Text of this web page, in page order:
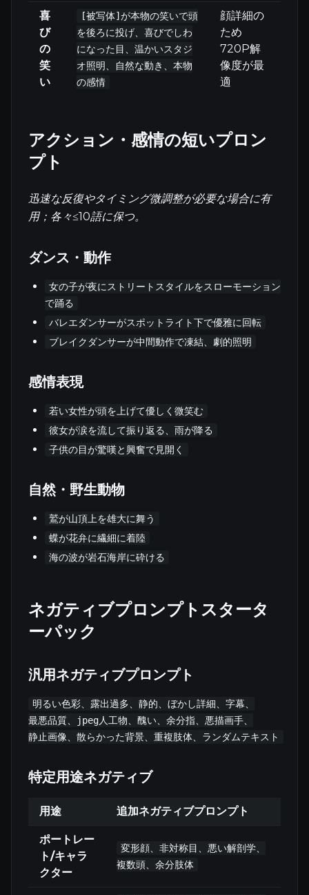
喜
び
の
笑
い
[被写体]が本物の笑いで頭
を後ろに投げ、喜びでしわ
になった目、温かいスタジ
オ照明、自然な動き、本物
の感情
顔詳細の
ため
720P解
像度が最
適
アクション・感情の短いプロン
プト
迅速な反復やタイミング微調整が必要な場合に有
用；各々≤10語に保つ。
ダンス・動作
女の子が夜にストリートスタイルをスローモーション
で踊る
バレエダンサーがスポットライト下で優雅に回転
ブレイクダンサーが中間動作で凍結、劇的照明
感情表現
若い女性が頭を上げて優しく微笑む
彼女が涙を流して振り返る、雨が降る
子供の目が驚嘆と興奮で見開く
自然・野生動物
鷲が山頂上を雄大に舞う
蝶が花弁に繊細に着陸
海の波が岩石海岸に砕ける
ネガティブプロンプトスタータ
ーパック
汎用ネガティブプロンプト
明るい色彩、露出過多、静的、ぼかし詳細、字幕、
最悪品質、jpeg人工物、醜い、余分指、悪描画手、
特定用途ネガティブ
用途 追加ネガティブプロンプト
ポートレー
ト/キャラ
クター
変形顔、非対称目、悪い解剖学、
複数頭、余分肢体